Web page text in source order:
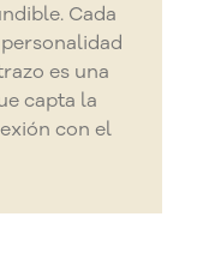
Cada
es una
capta la
con el